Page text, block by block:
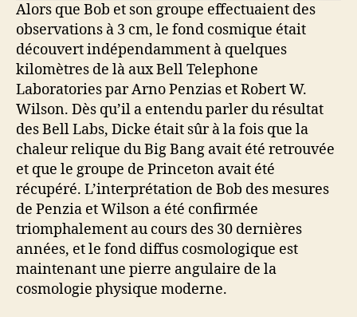
Alors que Bob et son groupe effectuaient des
observations à 3 cm, le fond cosmique était
découvert indépendamment à quelques
kilomètres de là aux Bell Telephone
Laboratories par Arno Penzias et Robert W.
Wilson. Dès qu’il a entendu parler du résultat
des Bell Labs, Dicke était sûr à la fois que la
chaleur relique du Big Bang avait été retrouvée
et que le groupe de Princeton avait été
récupéré. L’interprétation de Bob des mesures
de Penzia et Wilson a été confirmée
triomphalement au cours des 30 dernières
années, et le fond diffus cosmologique est
maintenant une pierre angulaire de la
cosmologie physique moderne.